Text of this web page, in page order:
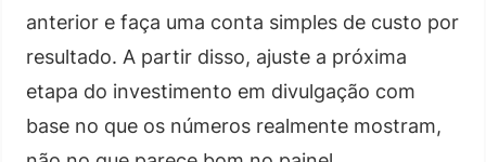
anterior e faça uma conta simples de custo por
resultado. A partir disso, ajuste a próxima
etapa do investimento em divulgação com
base no que os números realmente mostram,